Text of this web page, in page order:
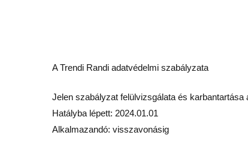
A Trendi Randi adatvédelmi szabályzata
Jelen szabályzat felülvizsgálata és
Hatályba lépett: 2024.01.01
Alkalmazandó: visszavonásig